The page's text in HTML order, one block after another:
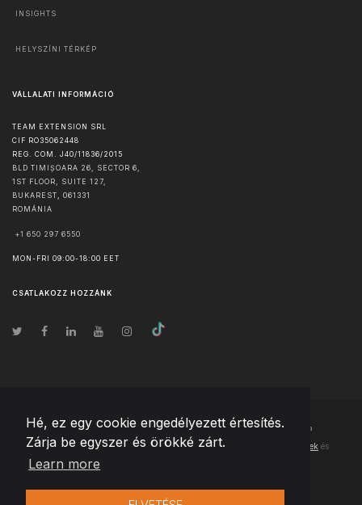
Hé, ez egy cookie engedélyezett értesítés.
Zárja be egyszer és örökké zárt.
Learn more
INSIGHTS
HELYSZÍNI TÉRKÉP
VÁLLALATI INFORMÁCIÓ
TEAM EXTENSION SRL
CIF RO35062448
REG. COM. J40/11836/2015
BLD TIMIȘOARA 26, SECTOR 6,
1ST FLOOR, SUITE 127,
BUKAREST
061331
ROMÁNIA
+1 650 297 6550
MON-FRI 09:00-18:00 EET
CSATLAKOZZ HOZZÁNK
© Szerzői jog2026 Team Extension Hungary- Minden jog fenntartva
Changelog ● Ezen webhely használatával elfogadja Használati feltételek és